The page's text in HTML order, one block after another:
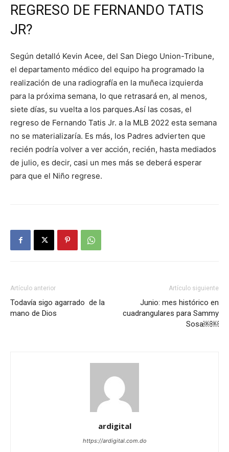
REGRESO DE FERNANDO TATIS
JR?
Según detalló Kevin Acee, del San Diego Union-Tribune,
el departamento médico del equipo ha programado la
realización de una radiografía en la muñeca izquierda
para la próxima semana, lo que retrasará en, al menos,
siete días, su vuelta a los parques.Así las cosas, el
regreso de Fernando Tatis Jr. a la MLB 2022 esta semana
no se materializaría. Es más, los Padres advierten que
recién podría volver a ver acción, recién, hasta mediados
de julio, es decir, casi un mes más se deberá esperar
para que el Niño regrese.
Artículo anterior
Todavía sigo agarrado de la
mano de Dios
Artículo siguiente
Junio: mes histórico en
cuadrangulares para Sammy
Sosa￼￼
ardigital
https://ardigital.com.do